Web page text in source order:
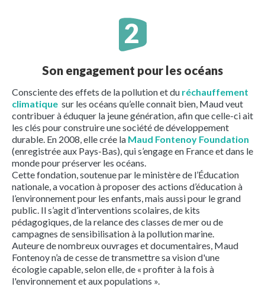
Son engagement pour les océans
Consciente des effets de la pollution et du réchauffement
climatique sur les océans qu’elle connait bien, Maud veut
contribuer à éduquer la jeune génération, afin que celle-ci ait
les clés pour construire une société de développement
durable. En 2008, elle crée la Maud Fontenoy Foundation
(enregistrée aux Pays-Bas), qui s’engage en France et dans le
monde pour préserver les océans.
Cette fondation, soutenue par le ministère de l’Éducation
nationale, a vocation à proposer des actions d’éducation à
l’environnement pour les enfants, mais aussi pour le grand
public. Il s’agit d’interventions scolaires, de kits
pédagogiques, de la relance des classes de mer ou de
campagnes de sensibilisation à la pollution marine.
Auteure de nombreux ouvrages et documentaires, Maud
Fontenoy n’a de cesse de transmettre sa vision d'une
écologie capable, selon elle, de « profiter à la fois à
l'environnement et aux populations ».